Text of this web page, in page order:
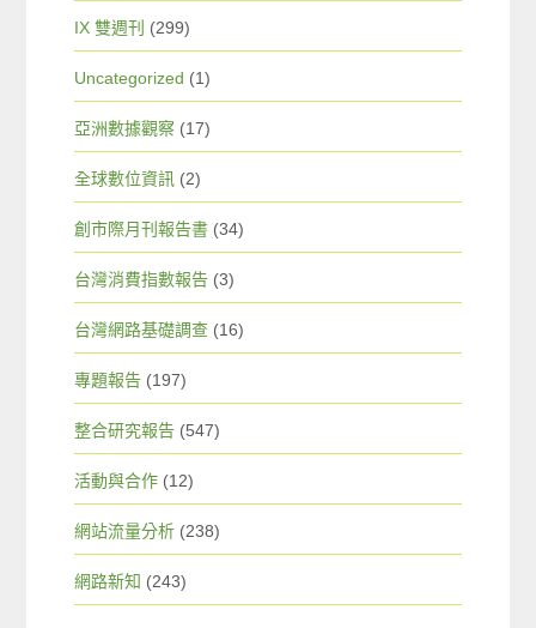
IX 雙週刊 (299)
Uncategorized (1)
亞洲數據觀察 (17)
全球數位資訊 (2)
創市際月刊報告書 (34)
台灣消費指數報告 (3)
台灣網路基礎調查 (16)
專題報告 (197)
整合研究報告 (547)
活動與合作 (12)
網站流量分析 (238)
網路新知 (243)